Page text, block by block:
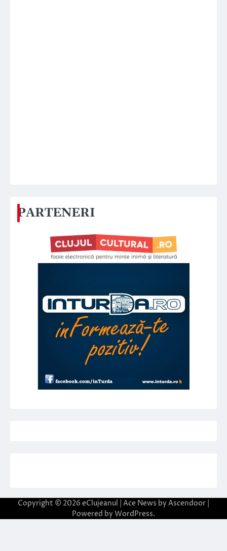
PARTENERI
Copyright © 2026 eClujeanul | Ace News by Ascendoor
Powered by WordPress.